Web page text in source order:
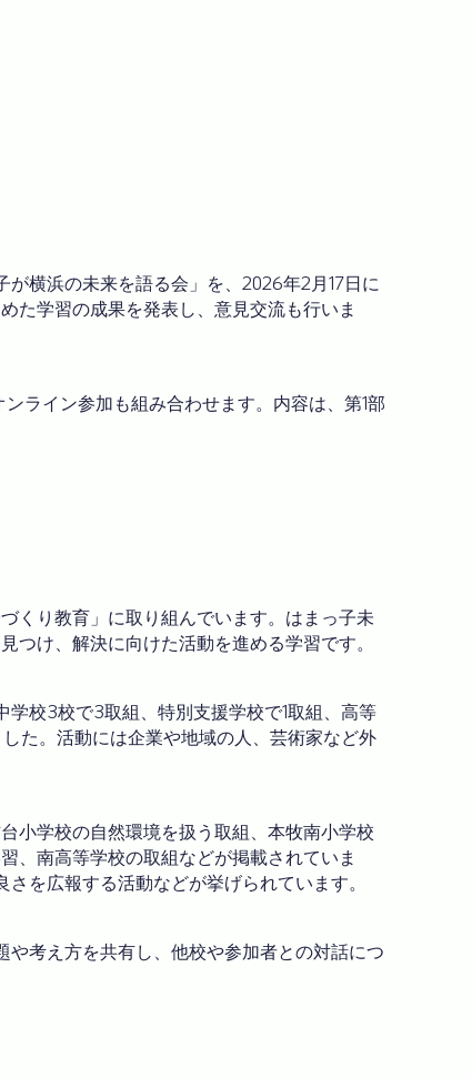
横浜の未来を語る会」を、2026年2月17日に
た学習の成果を発表し、意見交流も行いま
ライン参加も組み合わせます。内容は、第1部
くり教育」に取り組んでいます。はまっ子未
け、解決に向けた活動を進める学習です。
学校3校で3取組、特別支援学校で1取組、高等
た。活動には企業や地域の人、芸術家など外
小学校の自然環境を扱う取組、本牧南小学校
、南高等学校の取組などが掲載されていま
を広報する活動などが挙げられています。
考え方を共有し、他校や参加者との対話につ